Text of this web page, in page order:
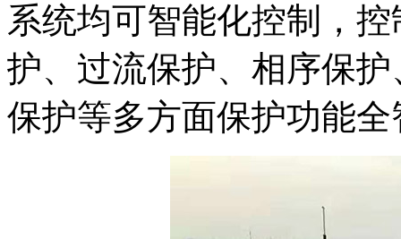
系统均可智能化控制，
护、过流保护、相序保
保护等多方面保护功能